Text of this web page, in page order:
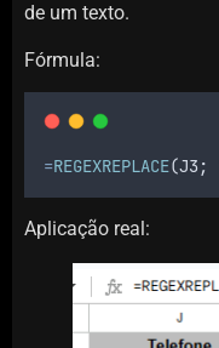
de um texto.
Fórmula:
=REGEXREPLACE(J3 ;
Aplicação real: